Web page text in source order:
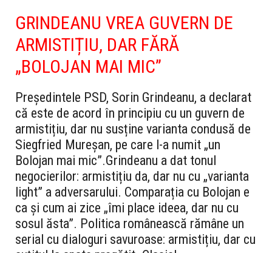
GRINDEANU VREA GUVERN DE
ARMISTIȚIU, DAR FĂRĂ
„BOLOJAN MAI MIC”
Președintele PSD, Sorin Grindeanu, a declarat
că este de acord în principiu cu un guvern de
armistițiu, dar nu susține varianta condusă de
Siegfried Mureșan, pe care l-a numit „un
Bolojan mai mic”.Grindeanu a dat tonul
negocierilor: armistițiu da, dar nu cu „varianta
light” a adversarului. Comparația cu Bolojan e
ca și cum ai zice „îmi place ideea, dar nu cu
sosul ăsta”. Politica românească rămâne un
serial cu dialoguri savuroase: armistițiu, dar cu